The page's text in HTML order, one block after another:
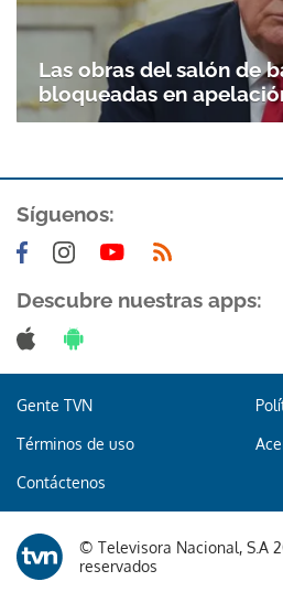
Las obras del salón de
bloqueadas en
Síguenos:
Descubre nuestras apps:
Gente TVN
Términos de uso
Contáctenos
© Televisora Nacional, S.A
reservados